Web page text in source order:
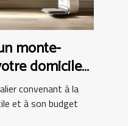
monte-
domicile
convenant à la
et à son budget